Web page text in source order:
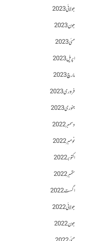
جولائی 2023
جون 2023
مئی 2023
اپریل 2023
مارچ 2023
فروری 2023
جنوری 2023
دسمبر 2022
نومبر 2022
اکتوبر 2022
ستمبر 2022
اگست 2022
جولائی 2022
جون 2022